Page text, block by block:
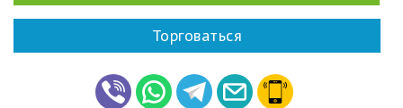
Торговаться